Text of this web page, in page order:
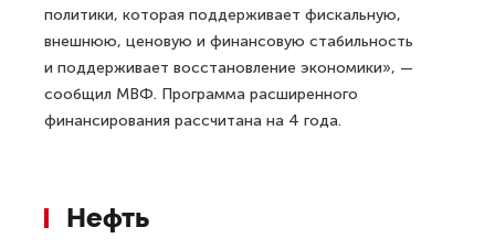
политики, которая поддерживает фискальную,
внешнюю, ценовую и финансовую стабильность
и поддерживает восстановление экономики», —
сообщил МВФ. Программа расширенного
финансирования рассчитана на 4 года.
Нефть